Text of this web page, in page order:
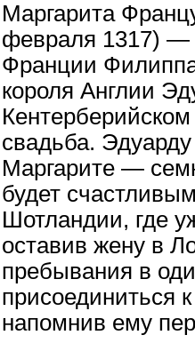
Маргарита
февраля 1317) —
Франции
короля Англии
свадьба.
Маргарите —
будет
Шотландии, где
оставив жену в
пребывания в
присоединиться
напомнив ему